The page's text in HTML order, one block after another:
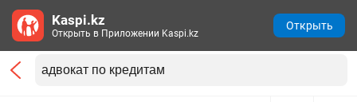
Kaspi.kz
Открыть в Приложении Kaspi.kz
Открыть